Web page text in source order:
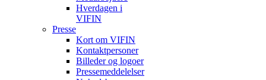
Hverdagen i
VIFIN
Presse
Kort om VIFIN
Kontaktpersoner
Billeder og logoer
Pressemeddelelser